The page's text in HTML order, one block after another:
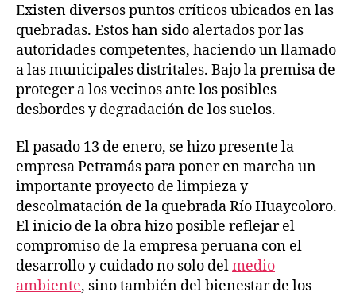
Existen diversos puntos críticos ubicados en las
quebradas. Estos han sido alertados por las
autoridades competentes, haciendo un llamado
a las municipales distritales. Bajo la premisa de
proteger a los vecinos ante los posibles
desbordes y degradación de los suelos.
El pasado 13 de enero, se hizo presente la
empresa Petramás para poner en marcha un
importante proyecto de limpieza y
descolmatación de la quebrada Río Huaycoloro.
El inicio de la obra hizo posible reflejar el
compromiso de la empresa peruana con el
desarrollo y cuidado no solo delmedio
ambiente, sino también del bienestar de los